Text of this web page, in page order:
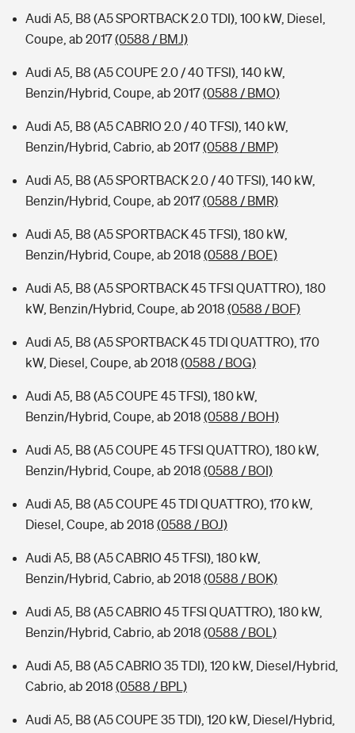
Audi A5, B8 (A5 SPORTBACK 2.0 TDI), 100 kW, Diesel,
Coupe, ab 2017(0588 / BMJ)
Audi A5, B8 (A5 COUPE 2.0 / 40 TFSI), 140 kW,
Benzin/Hybrid, Coupe, ab 2017(0588 / BMO)
Audi A5, B8 (A5 CABRIO 2.0 / 40 TFSI), 140 kW,
Benzin/Hybrid, Cabrio, ab 2017(0588 / BMP)
Audi A5, B8 (A5 SPORTBACK 2.0 / 40 TFSI), 140 kW,
Benzin/Hybrid, Coupe, ab 2017(0588 / BMR)
Audi A5, B8 (A5 SPORTBACK 45 TFSI), 180 kW,
Benzin/Hybrid, Coupe, ab 2018 (0588 / BOE)
Audi A5, B8 (A5 SPORTBACK 45 TFSI QUATTRO), 180
kW, Benzin/Hybrid, Coupe, ab 2018 (0588 / BOF)
Audi A5, B8 (A5 SPORTBACK 45 TDI QUATTRO), 170
kW, Diesel, Coupe, ab 2018 (0588 / BOG)
Audi A5, B8 (A5 COUPE 45 TFSI), 180 kW,
Benzin/Hybrid, Coupe, ab 2018 (0588 / BOH)
Audi A5, B8 (A5 COUPE 45 TFSI QUATTRO), 180 kW,
Benzin/Hybrid, Coupe, ab 2018 (0588 / BOI)
Audi A5, B8 (A5 COUPE 45 TDI QUATTRO), 170 kW,
Diesel, Coupe, ab 2018 (0588 / BOJ)
Audi A5, B8 (A5 CABRIO 45 TFSI), 180 kW,
Benzin/Hybrid, Cabrio, ab 2018 (0588 / BOK)
Audi A5, B8 (A5 CABRIO 45 TFSI QUATTRO), 180 kW,
Benzin/Hybrid, Cabrio, ab 2018 (0588 / BOL)
Audi A5, B8 (A5 CABRIO 35 TDI), 120 kW, Diesel/Hybrid,
Cabrio, ab 2018 (0588 / BPL)
Audi A5, B8 (A5 COUPE 35 TDI), 120 kW, Diesel/Hybrid,